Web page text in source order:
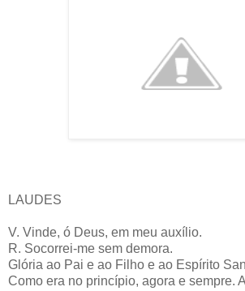
LAUDES
V. Vinde, ó Deus, em meu auxílio.
R. Socorrei-me sem demora.
Glória ao Pai e ao Filho e ao Espírito
Como era no princípio, agora e sempre.